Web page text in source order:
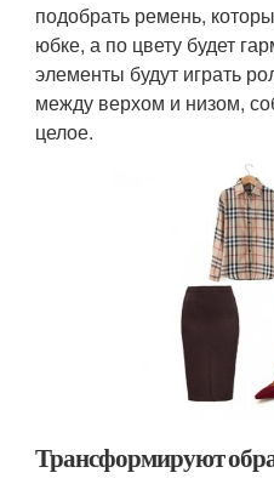
подобрать ремень,
юбке, а по цвету будет
элементы будут играть
между верхом и низом,
целое.
Трансформируют